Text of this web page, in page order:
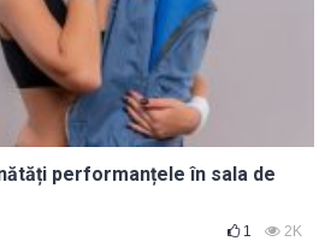
performanțele în sala de
1 2K